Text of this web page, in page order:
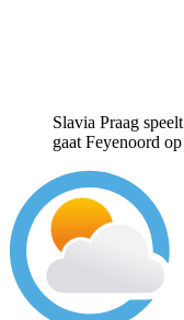
Slavia Praag
gaat Feyenoord